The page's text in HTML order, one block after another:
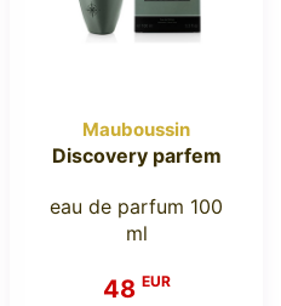
Mauboussin
Discovery parfem
eau de parfum 100
ml
48 EUR